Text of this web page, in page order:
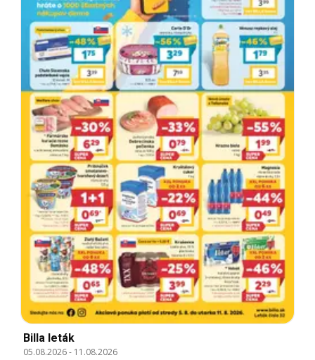
Billa leták
05.08.2026- 11.08.2026